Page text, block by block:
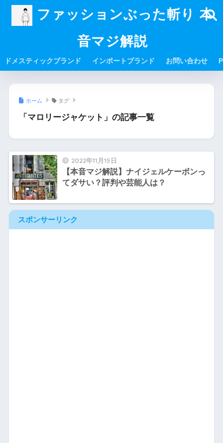
ファッションぶった斬り 本
音マジ解説
ドメスティックブランド インポートブランド お問い合わせ
ホーム タグ
「マロリージャケット」の記事一覧
2022年11月15日
【本音マジ解説】ナイジェルケーボンっ
てダサい？評判や芸能人は？
スポンサーリンク